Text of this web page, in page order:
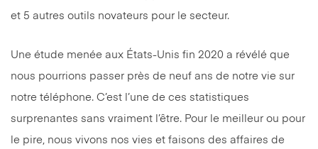
et 5 autres outils novateurs pour le secteur.
Une étude menée aux États-Unis fin 2020 a révélé que
nous pourrions passer près de neuf ans de notre vie sur
notre téléphone. C’est l’une de ces statistiques
surprenantes sans vraiment l’être. Pour le meilleur ou pour
le pire, nous vivons nos vies et faisons des affaires de